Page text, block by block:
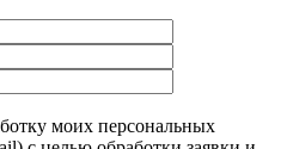
моих персональных